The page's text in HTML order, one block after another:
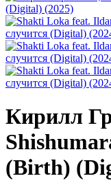
Кирилл
(Birth)